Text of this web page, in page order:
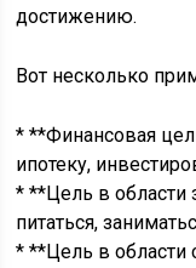
достижению.
Вот несколько
* **Финансовая
ипотеку,
* **Цель в области
питаться,
* **Цель в области